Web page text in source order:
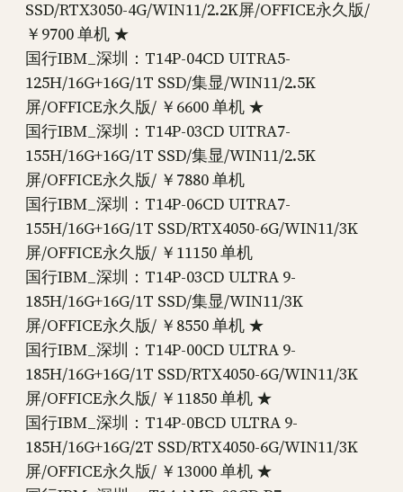
SSD/RTX3050-4G/WIN11/2.2K屏/OFFICE永久版/
￥9700 单机 ★
国行IBM_深圳：T14P-04CD UITRA5-
125H/16G+16G/1T SSD/集显/WIN11/2.5K
屏/OFFICE永久版/ ￥6600 单机 ★
国行IBM_深圳：T14P-03CD UITRA7-
155H/16G+16G/1T SSD/集显/WIN11/2.5K
屏/OFFICE永久版/ ￥7880 单机
国行IBM_深圳：T14P-06CD UITRA7-
155H/16G+16G/1T SSD/RTX4050-6G/WIN11/3K
屏/OFFICE永久版/ ￥11150 单机
国行IBM_深圳：T14P-03CD ULTRA 9-
185H/16G+16G/1T SSD/集显/WIN11/3K
屏/OFFICE永久版/ ￥8550 单机 ★
国行IBM_深圳：T14P-00CD ULTRA 9-
185H/16G+16G/1T SSD/RTX4050-6G/WIN11/3K
屏/OFFICE永久版/ ￥11850 单机 ★
国行IBM_深圳：T14P-0BCD ULTRA 9-
185H/16G+16G/2T SSD/RTX4050-6G/WIN11/3K
屏/OFFICE永久版/ ￥13000 单机 ★